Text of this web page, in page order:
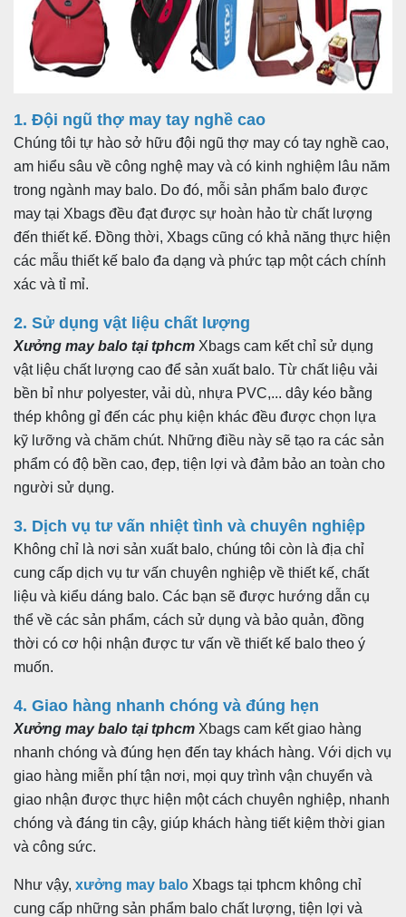
1. Đội ngũ thợ may tay nghề cao
Chúng tôi tự hào sở hữu đội ngũ thợ may có tay nghề cao,
am hiểu sâu về công nghệ may và có kinh nghiệm lâu năm
trong ngành may balo. Do đó, mỗi sản phẩm balo được
may tại Xbags đều đạt được sự hoàn hảo từ chất lượng
đến thiết kế. Đồng thời, Xbags cũng có khả năng thực hiện
các mẫu thiết kế balo đa dạng và phức tạp một cách chính
xác và tỉ mỉ.
2. Sử dụng vật liệu chất lượng
Xưởng may balo tại tphcm Xbags cam kết chỉ sử dụng
vật liệu chất lượng cao để sản xuất balo. Từ chất liệu vải
bền bỉ như polyester, vải dù, nhựa PVC,... dây kéo bằng
thép không gỉ đến các phụ kiện khác đều được chọn lựa
kỹ lưỡng và chăm chút. Những điều này sẽ tạo ra các sản
phẩm có độ bền cao, đẹp, tiện lợi và đảm bảo an toàn cho
người sử dụng.
3. Dịch vụ tư vấn nhiệt tình và chuyên nghiệp
Không chỉ là nơi sản xuất balo, chúng tôi còn là địa chỉ
cung cấp dịch vụ tư vấn chuyên nghiệp về thiết kế, chất
liệu và kiểu dáng balo. Các bạn sẽ được hướng dẫn cụ
thể về các sản phẩm, cách sử dụng và bảo quản, đồng
thời có cơ hội nhận được tư vấn về thiết kế balo theo ý
muốn.
4. Giao hàng nhanh chóng và đúng hẹn
Xưởng may balo tại tphcm Xbags cam kết giao hàng
nhanh chóng và đúng hẹn đến tay khách hàng. Với dịch vụ
giao hàng miễn phí tận nơi, mọi quy trình vận chuyển và
giao nhận được thực hiện một cách chuyên nghiệp, nhanh
chóng và đáng tin cậy, giúp khách hàng tiết kiệm thời gian
và công sức.
Như vậy, xưởng may balo Xbags tại tphcm không chỉ
cung cấp những sản phẩm balo chất lượng, tiện lợi và